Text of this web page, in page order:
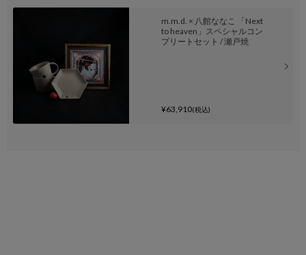
m.m.d. × 八館ななこ 「Next
to heaven」スペシャルコン
プリートセット / 瀬戸焼
¥63,910(税込)